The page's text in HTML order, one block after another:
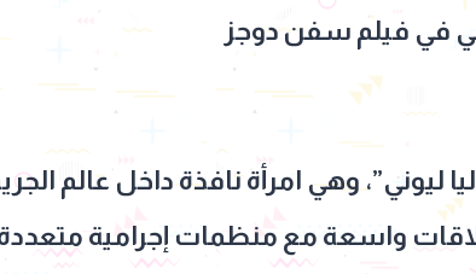
في فيلم سفن دوجز
وهي امرأة نافذة داخل عالم
واسعة مع منظمات إجرامية